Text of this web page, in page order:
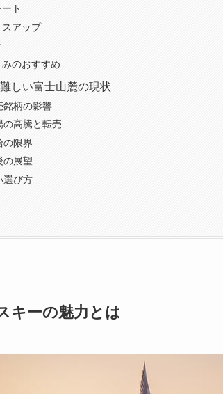
ト
スアップ
みのおすすめ
しい富士山麓の現状
銘柄の影響
の高騰と転売
の限界
の展望
選び方
キーの魅力とは